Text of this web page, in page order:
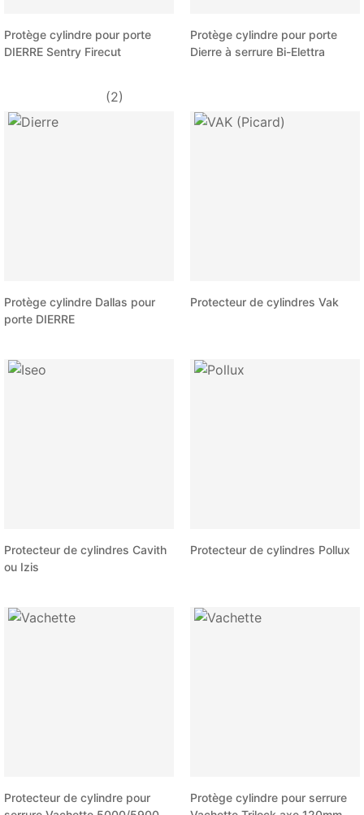
Protège cylindre pour porte
DIERRE Sentry Firecut
(2)
Protège cylindre pour porte
Dierre à serrure Bi-Elettra
Protège cylindre Dallas pour
porte DIERRE
Protecteur de cylindres Vak
Protecteur de cylindres Cavith
ou Izis
Protecteur de cylindres Pollux
Protecteur de cylindre pour
Protège cylindre pour serrure